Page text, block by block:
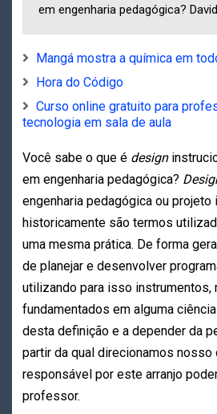
em engenharia pedagógica?
Mangá mostra a química em
Hora do Código
Curso online gratuito para
tecnologia em sala de aula
Você sabe o que é design
em engenharia pedagógica?
engenharia pedagógica ou projeto
historicamente são termos
uma mesma prática. De forma
de planejar e desenvolver
utilizando para isso instrumentos,
fundamentados em alguma
desta definição e a depender da
partir da qual direcionamos nosso
responsável por este arranjo
professor.